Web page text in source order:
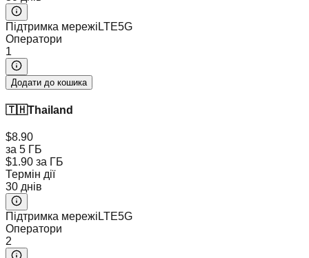
Підтримка мережі LTE5G
Оператори
1
Додати до кошика
🇹🇭Thailand
$8.90
за 5 ГБ
$1.90 за ГБ
Термін дії
30 днів
Підтримка мережіLTE5G
Оператори
2